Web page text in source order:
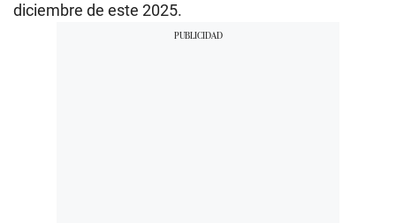
diciembre de este 2025.